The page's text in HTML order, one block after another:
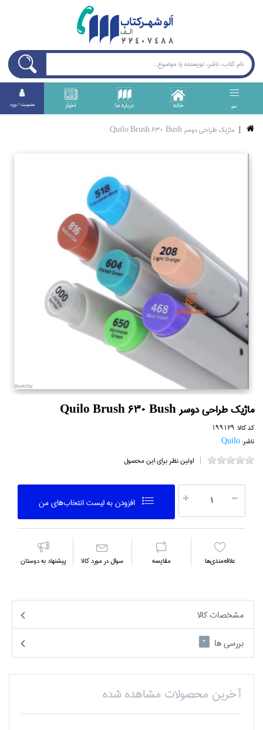
منو خانه درباره ما اخبار عضويت / ورود
ماژيك طراحي دوسر Quilo Brush 630 Bush
ماژيك طراحي دوسر Quilo Brush 630 Bush
کد کالا: 199129
ناشر:Quilo
اولین نظر برای این محصول
افزودن به ليست انتخاب‌هاي من
علاقه‌مندي‌ها مقايسه سوال در مورد كالا پیشنهاد به دوستان
مشخصات کالا
بررسی ها
0
آخرین محصولات مشاهده شده